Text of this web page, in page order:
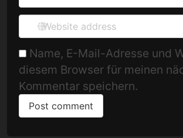
Name, E-Mail-Adresse und
diesem Browser für meinen
Kommentar speichern.